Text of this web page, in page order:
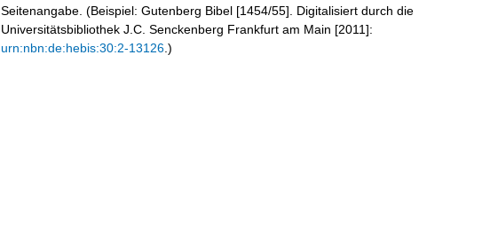
Seitenangabe. (Beispiel: Gutenberg Bibel [1454/55]. Digitalisiert durch die
Universitätsbibliothek J.C. Senckenberg Frankfurt am Main [2011]:
urn:nbn:de:hebis:30:2-13126 .)